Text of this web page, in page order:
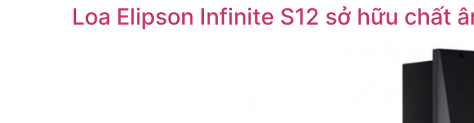
Loa Elipson Infinite S12 sở hữu chất